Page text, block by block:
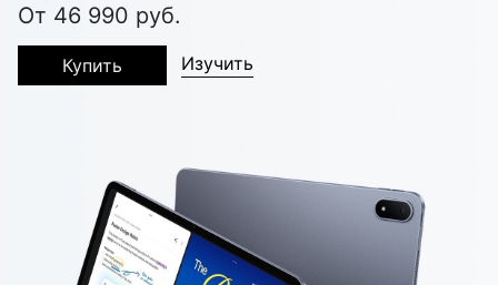
От 46 990 руб.
Купить Изучить